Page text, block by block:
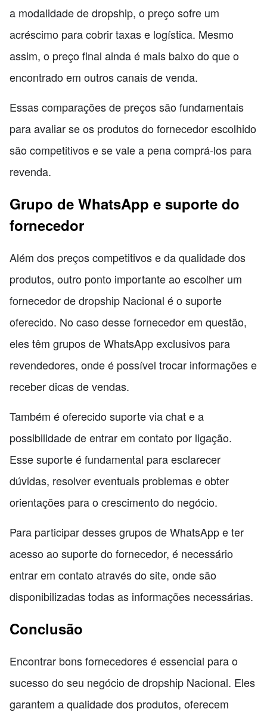
a modalidade de dropship, o preço sofre um
acréscimo para cobrir taxas e logística. Mesmo
assim, o preço final ainda é mais baixo do que o
encontrado em outros canais de venda.
Essas comparações de preços são fundamentais
para avaliar se os produtos do fornecedor escolhido
são competitivos e se vale a pena comprá-los para
revenda.
Grupo de WhatsApp e suporte do
fornecedor
Além dos preços competitivos e da qualidade dos
produtos, outro ponto importante ao escolher um
fornecedor de dropship Nacional é o suporte
oferecido. No caso desse fornecedor em questão,
eles têm grupos de WhatsApp exclusivos para
revendedores, onde é possível trocar informações e
receber dicas de vendas.
Também é oferecido suporte via chat e a
possibilidade de entrar em contato por ligação.
Esse suporte é fundamental para esclarecer
dúvidas, resolver eventuais problemas e obter
orientações para o crescimento do negócio.
Para participar desses grupos de WhatsApp e ter
acesso ao suporte do fornecedor, é necessário
entrar em contato através do site, onde são
disponibilizadas todas as informações necessárias.
Conclusão
Encontrar bons fornecedores é essencial para o
sucesso do seu negócio de dropship Nacional. Eles
garantem a qualidade dos produtos, oferecem